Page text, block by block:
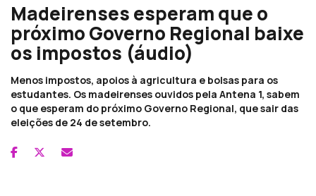
Madeirenses esperam que o
próximo Governo Regional baixe
os impostos (áudio)
Menos impostos, apoios à agricultura e bolsas para os
estudantes. Os madeirenses ouvidos pela Antena 1, sabem
o que esperam do próximo Governo Regional, que sair das
eleições de 24 de setembro.